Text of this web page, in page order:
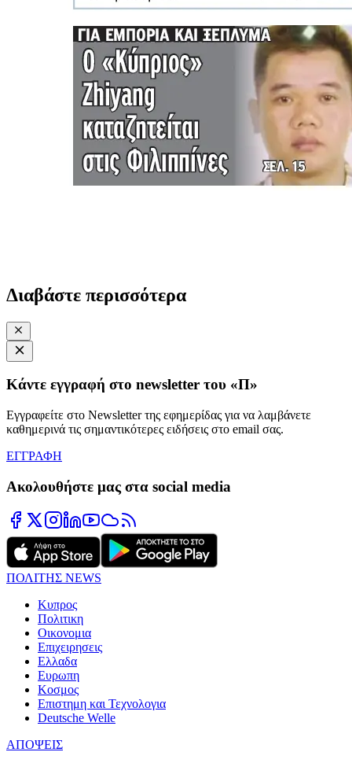
Διαβάστε περισσότερα
Κάντε εγγραφή στο newsletter του «Π»
Εγγραφείτε στο Newsletter της εφημερίδας για να λαμβάνετε
καθημερινά τις σημαντικότερες ειδήσεις στο email σας.
ΕΓΓΡΑΦΗ
Ακολουθήστε μας στα social media
ΠΟΛΙΤΗΣ NEWS
Κυπρος
Πολιτικη
Οικονομια
Επιχειρησεις
Ελλαδα
Ευρωπη
Κοσμος
Επιστημη και Τεχνολογια
Deutsche Welle
ΑΠΟΨΕΙΣ